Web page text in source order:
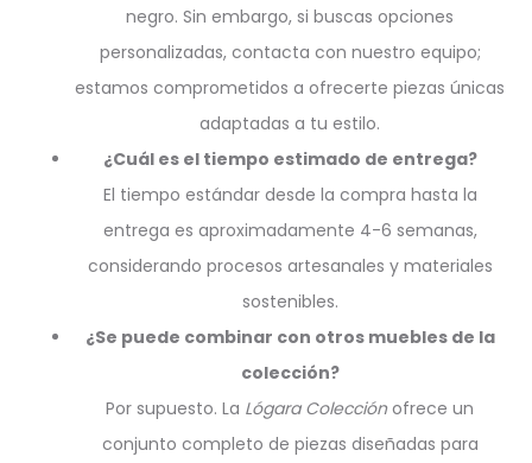
negro. Sin embargo, si buscas opciones
personalizadas, contacta con nuestro equipo;
estamos comprometidos a ofrecerte piezas únicas
adaptadas a tu estilo.
¿Cuál es el tiempo estimado de entrega?
El tiempo estándar desde la compra hasta la
entrega es aproximadamente 4-6 semanas,
considerando procesos artesanales y materiales
sostenibles.
¿Se puede combinar con otros muebles de la
colección?
Por supuesto. La Lógara Colecciónofrece un
conjunto completo de piezas diseñadas para